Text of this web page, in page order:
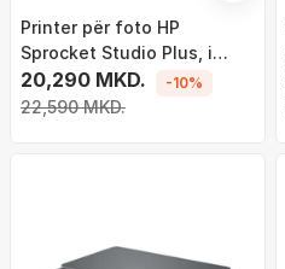
Printer për foto HP
Sprocket Studio Plus, i
bardhë
20,290 MKD.
22,590 MKD.
-10%